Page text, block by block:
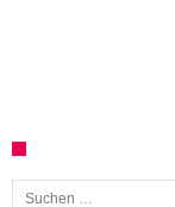
Suchen nach: